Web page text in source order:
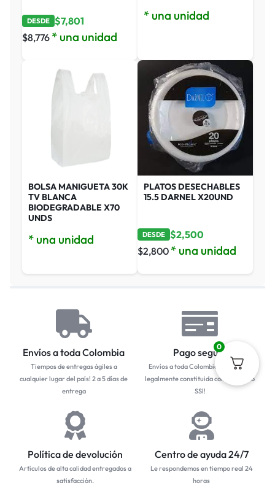
DESDE $7,801
$8,776 * una unidad
* una unidad
BOLSA MANIGUETA 30K
TV BLANCA
BIODEGRADABLE X70
UNDS
* una unidad
PLATOS DESECHABLES
15.5 DARNEL X20UND
DESDE $2,500
$2,800 * una unidad
Envíos a toda Colombia
Tiempos de entregas ágiles a
cualquier lugar del país! 2 a 5 días de
entrega
Pago seguro
Envíos a toda Colombia... Empresa
legalmente constituida con protocolo
SSl!
Política de devolución
Artículos de alta calidad entregados a
satisfacción.
Centro de ayuda 24/7
Le respondemos en tiempo real 24
horas
0